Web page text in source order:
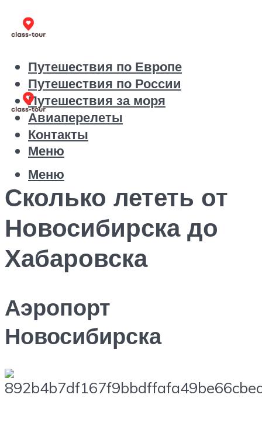
Путешествия по Европе
Путешествия по России
Путешествия за моря
Авиаперелеты
Контакты
Меню
Меню
Сколько лететь от
Новосибирска до
Хабаровска
Аэропорт
Новосибирска